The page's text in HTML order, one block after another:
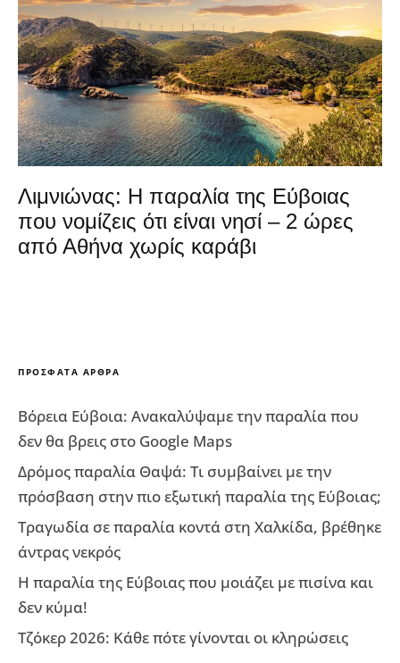
Λιμνιώνας: Η παραλία της Εύβοιας
που νομίζεις ότι είναι νησί – 2 ώρες
από Αθήνα χωρίς καράβι
ΠΡΌΣΦΑΤΑ ΆΡΘΡΑ
Βόρεια Εύβοια: Ανακαλύψαμε την παραλία που
δεν θα βρεις στο Google Maps
Δρόμος παραλία Θαψά: Τι συμβαίνει με την
πρόσβαση στην πιο εξωτική παραλία της Εύβοιας;
Τραγωδία σε παραλία κοντά στη Χαλκίδα, βρέθηκε
άντρας νεκρός
Η παραλία της Εύβοιας που μοιάζει με πισίνα και
δεν κύμα!
Τζόκερ 2026: Κάθε πότε γίνονται οι κληρώσεις